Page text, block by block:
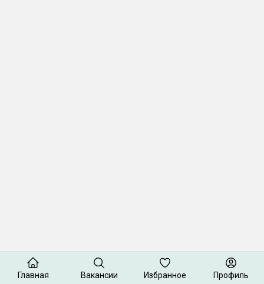
Главная Вакансии Избранное Профиль